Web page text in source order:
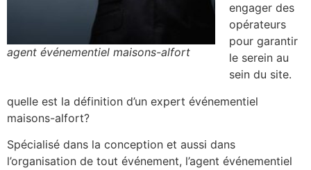
agent événementiel maisons-alfort
engager des
opérateurs
pour garantir
le serein au
sein du site.
quelle est la définition d’un expert événementiel
maisons-alfort?
Spécialisé dans la conception et aussi dans
l’organisation de tout événement, l’agent événementiel